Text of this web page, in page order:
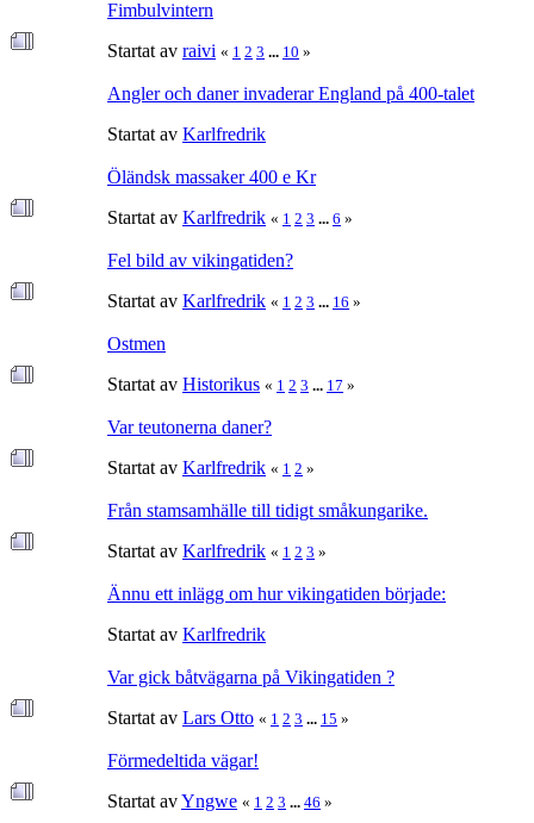
Fimbulvintern
Startat av raivi « 1 2 3 ... 10 »
Angler och daner invaderar England på 400-talet
Startat av Karlfredrik
Öländsk massaker 400 e Kr
Startat av Karlfredrik « 1 2 3 ... 6 »
Fel bild av vikingatiden?
Startat av Karlfredrik « 1 2 3 ... 16 »
Ostmen
Startat av Historikus « 1 2 3 ... 17 »
Var teutonerna daner?
Startat av Karlfredrik « 1 2 »
Från stamsamhälle till tidigt småkungarike.
Startat av Karlfredrik « 1 2 3 »
Ännu ett inlägg om hur vikingatiden började:
Startat av Karlfredrik
Var gick båtvägarna på Vikingatiden ?
Startat av Lars Otto « 1 2 3 ... 15 »
Förmedeltida vägar!
Startat avYngwe « 1 2 3 ... 46 »